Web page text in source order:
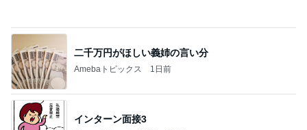
二千万円がほしい義姉の言い分
Amebaトピックス 1日前
インターン面接3